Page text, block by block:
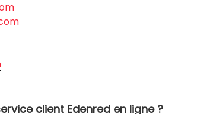
client Edenred en ligne ?